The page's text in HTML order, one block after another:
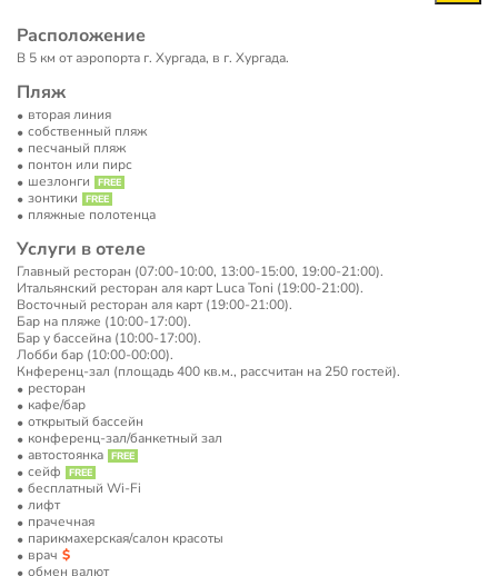
Расположение
В 5 км от аэропорта г. Хургада, в г. Хургада.
Пляж
вторая линия
собственный пляж
песчаный пляж
понтон или пирс
шезлонги
зонтики
пляжные полотенца
Услуги в отеле
Главный ресторан (07:00-10:00, 13:00-15:00, 19:00-21:00).
Итальянский ресторан аля карт Luca Toni (19:00-21:00).
Восточный ресторан аля карт (19:00-21:00).
Бар на пляже (10:00-17:00).
Бар у бассейна (10:00-17:00).
Лобби бар (10:00-00:00).
Кнференц-зал (площадь 400 кв.м., рассчитан на 250 гостей).
ресторан
кафе/бар
открытый бассейн
конференц-зал/банкетный зал
автостоянка
сейф
бесплатный Wi-Fi
лифт
прачечная
парикмахерская/салон красоты
врач
обмен валют